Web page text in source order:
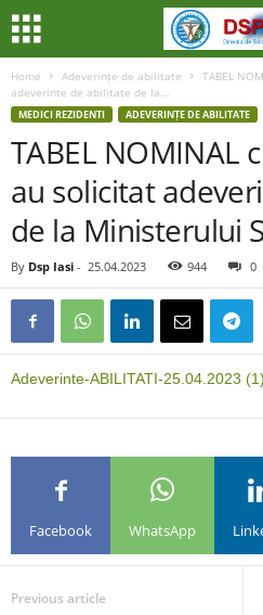
Home Adeverințe de abilitate
TABEL
adeverinte de abilitate de la...
MEDICI REZIDENTI ADEVERINȚE DE ABILITATE
TABEL NOMINAL
au solicitat
de la Ministerului
By Dsp Iasi - 25.04.2023 944 0
Adeverinte-ABILITATI-25.04.2023 (1)
Facebook WhatsApp
Previous article